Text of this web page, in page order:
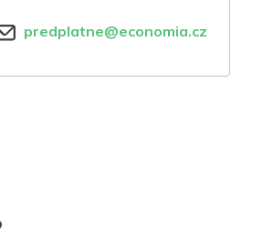
predplatne@economia.cz